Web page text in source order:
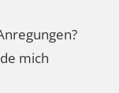
mich